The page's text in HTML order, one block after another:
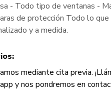
- Todo tipo de ventanas -
de protección Todo lo
y a medida.
mediante cita previa.
y nos pondremos en